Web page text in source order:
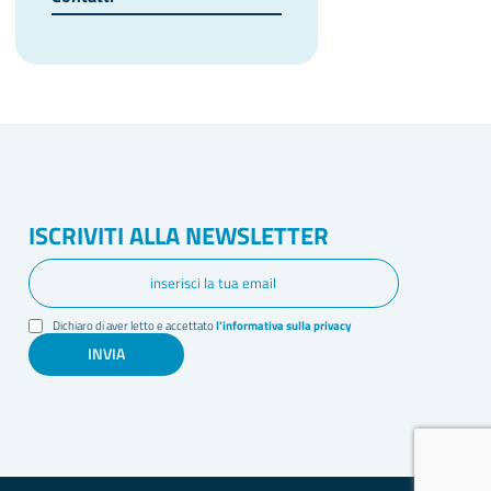
ISCRIVITI ALLA NEWSLETTER
Dichiaro di aver letto e accettatol'informativa sulla privacy
INVIA